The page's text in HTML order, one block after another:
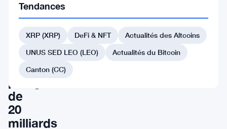
JOURNALIÈRE
marché
des
cryptomonnaies
plonge
de
20
milliards
Tendances
XRP (XRP) DeFi & NFT
Actualités des Altcoins
UNUS SED LEO (LEO)
Actualités du Bitcoin
Canton (CC)